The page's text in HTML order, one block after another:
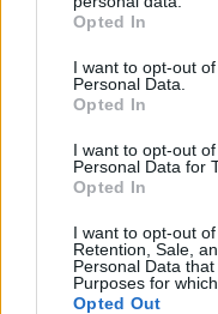
Opted In
I want to opt-out
Personal Data.
Opted In
I want to opt-out
Personal Data for
Opted In
I want to opt-out
Retention, Sale,
Personal Data
Purposes for
Opted Out
Ďalšou možnosťou je
A aby tých informácií
porciovanie melónu,
svojimi priateľmi na